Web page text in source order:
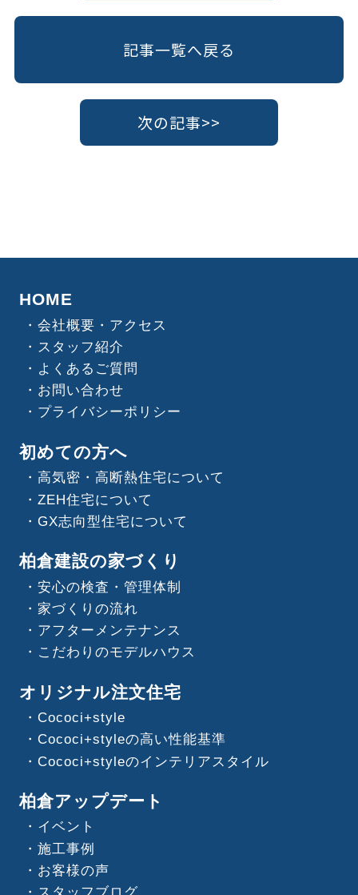
次の記事>>
記事一覧へ戻る
HOME
会社概要・アクセス
スタッフ紹介
よくあるご質問
お問い合わせ
プライバシーポリシー
初めての方へ
高気密・高断熱住宅について
ZEH住宅について
GX志向型住宅について
柏倉建設の家づくり
安心の検査・管理体制
家づくりの流れ
アフターメンテナンス
こだわりのモデルハウス
オリジナル注文住宅
Cococi+style
Cococi+styleの高い性能基準
Cococi+styleのインテリアスタイル
柏倉アップデート
イベント
施工事例
お客様の声